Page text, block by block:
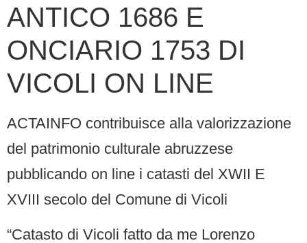
ANTICO 1686 E
ONCIARIO 1753 DI
VICOLI ON LINE
ACTAINFO contribuisce alla valorizzazione
del patrimonio culturale abruzzese
pubblicando on line i catasti del XWII E
XVIII secolo del Comune di Vicoli
“Catasto di Vicoli fatto da me Lorenzo